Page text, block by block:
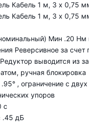
Кабель 1 м, 3 x 0,75
Кабель 1 м, 3 x 0,75
Мин .20 Нм
Реверсивное за счет
выводится из
ручная блокировка
, ограничение с
упоров
с
.45 дБ